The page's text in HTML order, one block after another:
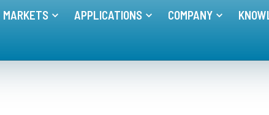
menu for MEMBRANE SOLUTIONS
MARKETS Toggle menu forMARKETS
APPLICATIONS Toggle menu for
COMPANY Toggle